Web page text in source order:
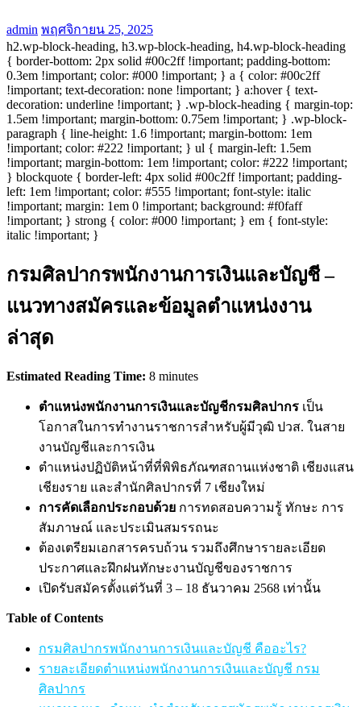
admin พฤศจิกายน 25, 2025
h2.wp-block-heading, h3.wp-block-heading, h4.wp-block-heading
{ border-bottom: 2px solid #00c2ff !important; padding-bottom:
0.3em !important; color: #000 !important; } a { color: #00c2ff
!important; text-decoration: none !important; } a:hover { text-
decoration: underline !important; } .wp-block-heading { margin-top:
1.5em !important; margin-bottom: 0.75em !important; } .wp-block-
paragraph { line-height: 1.6 !important; margin-bottom: 1em
!important; color: #222 !important; } ul { margin-left: 1.5em
!important; margin-bottom: 1em !important; color: #222 !important;
} blockquote { border-left: 4px solid #00c2ff !important; padding-
left: 1em !important; color: #555 !important; font-style: italic
!important; margin: 1em 0 !important; background: #f0faff
!important; } strong { color: #000 !important; } em { font-style:
italic !important; }
กรมศิลปากรพนักงานการเงินและบัญชี –
แนวทางสมัครและข้อมูลตำแหน่งงาน
ล่าสุด
Estimated Reading Time: 8 minutes
ตำแหน่งพนักงานการเงินและบัญชีกรมศิลปากร เป็น
โอกาสในการทำงานราชการสำหรับผู้มีวุฒิ ปวส. ในสาย
งานบัญชีและการเงิน
ตำแหน่งปฏิบัติหน้าที่ที่พิพิธภัณฑสถานแห่งชาติ เชียงแสน
เชียงราย และสำนักศิลปากรที่ 7 เชียงใหม่
การคัดเลือกประกอบด้วย การทดสอบความรู้ ทักษะ การ
สัมภาษณ์ และประเมินสมรรถนะ
ต้องเตรียมเอกสารครบถ้วน รวมถึงศึกษารายละเอียด
ประกาศและฝึกฝนทักษะงานบัญชีของราชการ
เปิดรับสมัครตั้งแต่วันที่ 3 – 18 ธันวาคม 2568 เท่านั้น
Table of Contents
กรมศิลปากรพนักงานการเงินและบัญชี คืออะไร?
รายละเอียดตำแหน่งพนักงานการเงินและบัญชี กรม
ศิลปากร